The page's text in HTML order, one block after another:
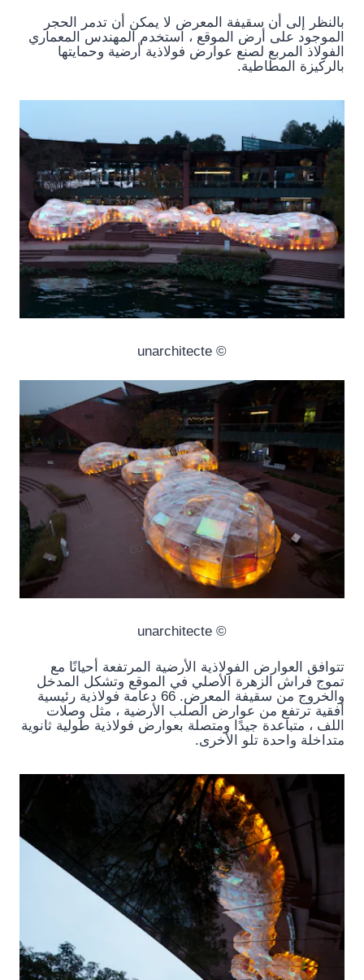
بالنظر إلى أن سقيفة المعرض لا يمكن أن تدمر الحجر
الموجود على أرض الموقع ، استخدم المهندس المعماري
الفولاذ المربع لصنع عوارض فولاذية أرضية وحمايتها
بالركيزة المطاطية.
© unarchitecte
© unarchitecte
تتوافق العوارض الفولاذية الأرضية المرتفعة أحيانًا مع
تموج فراش الزهرة الأصلي في الموقع وتشكل المدخل
والخروج من سقيفة المعرض. 66 دعامة فولاذية رئيسية
أفقية ترتفع من عوارض الصلب الأرضية ، مثل وصلات
اللف ، متباعدة جيدًا ومتصلة بعوارض فولاذية طولية ثانوية
متداخلة واحدة تلو الأخرى.